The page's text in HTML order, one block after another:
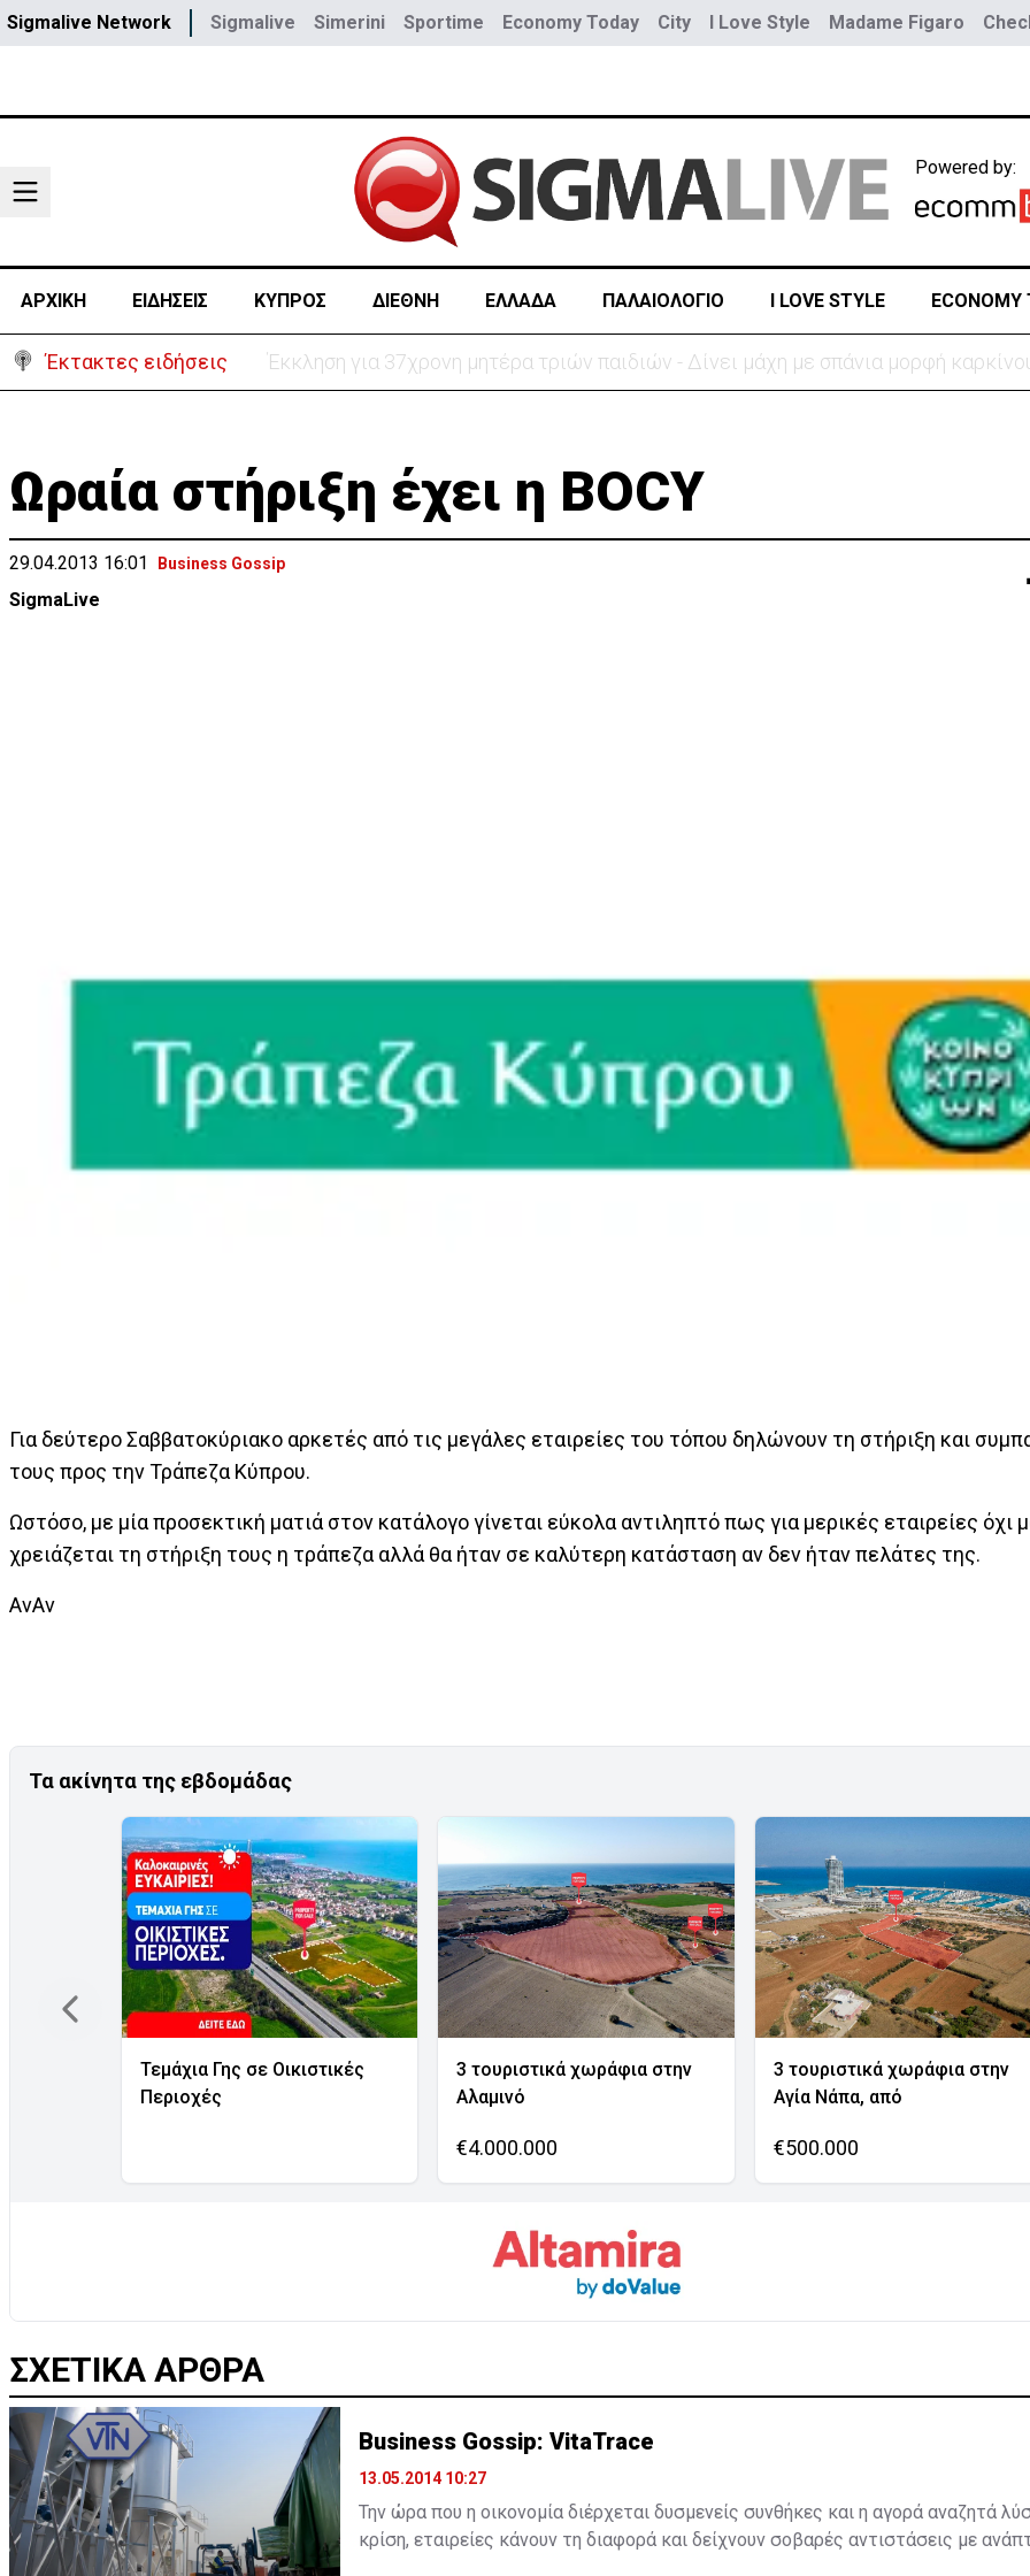
Sigmalive Network Sigmalive Simerini Sportime Economy Today City I Love Style Madame Figaro
Powered by:
ΑΡΧΙΚΗ ΕΙΔΗΣΕΙΣ ΚΥΠΡΟΣ ΔΙΕΘΝΗ ΕΛΛΑΔΑ ΠΑΛΑΙΟΛΟΓΙΟ I LOVE STYLE ECONOMY
Έκτακτες ειδήσεις Γερμανία: Συγκρούστηκαν δύο τραμ - Τουλάχιστον 25 τραυματίες, οι 7 σοβαρά
Ωραία στήριξη έχει η BOCY
29.04.2013 16:01 Business Gossip
SigmaLive
Για δεύτερο Σαββατοκύριακο αρκετές από τις μεγάλες εταιρείες του τόπου δηλώνουν τη στήριξη και
τους προς την Τράπεζα Κύπρου.
Ωστόσο, με μία προσεκτική ματιά στον κατάλογο γίνεται εύκολα αντιληπτό πως για μερικές εταιρείες όχι
χρειάζεται τη στήριξη τους η τράπεζα αλλά θα ήταν σε καλύτερη κατάσταση αν δεν ήταν πελάτες της.
ΑνΑν
Τα ακίνητα της εβδομάδας
Τεμάχια Γης σε Οικιστικές
Περιοχές
3 τουριστικά χωράφια στην
Αλαμινό
€4.000.000
3 τουριστικά χωράφια στην
Αγία Νάπα, από
€500.000
ΣΧΕΤΙΚΑ ΑΡΘΡΑ
Business Gossip: VitaTrace
13.05.2014 10:27
Την ώρα που η οικονομία διέρχεται δυσμενείς συνθήκες και η αγορά αναζητά
κρίση, εταιρείες κάνουν τη διαφορά και δείχνουν σοβαρές αντιστάσεις με